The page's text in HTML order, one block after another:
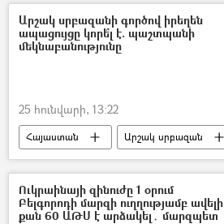
Տեր Ռուբեն վարդապետ Զարգարյան
Արշակ սրբազանի գործով իրեղեն
ապացույցը կորե՞լ է. պաշտպանի
մեկնաբանությունը
25 հունվարի, 13:22
Հայաստան
Արշակ սրբազան
Արսեն Բաբայան
պաշտպան
իրեղեն ապացույց
Ուկրաինայի զինուժը 1 օրում
Բելգորոդի մարզի ուղղությամբ ավելի
քան 60 ԱԹՍ է արձակել․ մարզպետ